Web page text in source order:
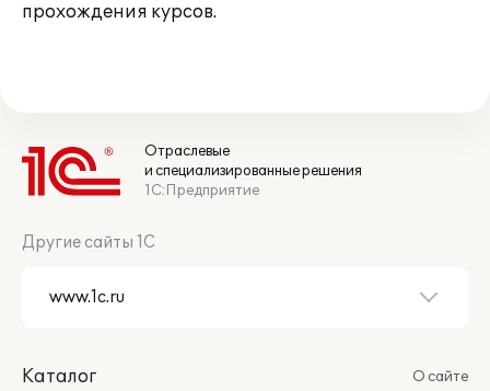
прохождения курсов.
Отраслевые
и специализированные решения
1С:Предприятие
Другие сайты 1С
Каталог
О сайте